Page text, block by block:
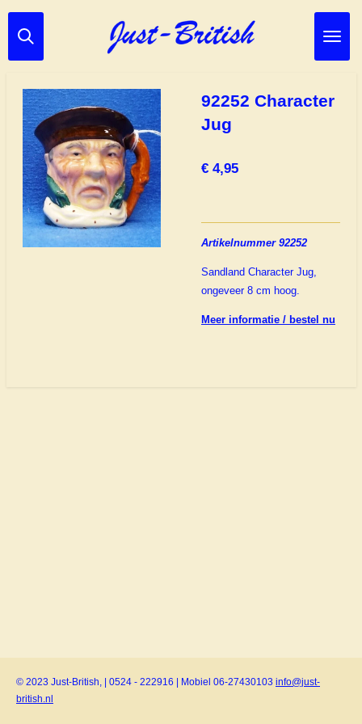
Ga
direct
hoofdinhoud
92252 Character
Jug
€ 4,95
Artikelnummer 92252
Sandland Character Jug,
ongeveer 8 cm hoog.
Meer informatie / bestel nu
© 2023 Just-British, | 0524 - 222916 | Mobiel 06-27430103 info@just-
british.nl